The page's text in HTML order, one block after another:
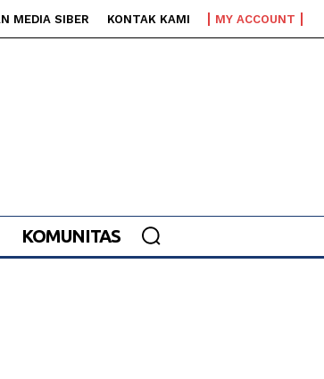
MEDIA SIBER KONTAK KAMI MY ACCOUNT
KOMUNITAS